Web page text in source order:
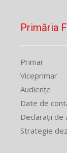
Primăria
Primar
Viceprimar
Audiențe
Date de
Declarații de
Strategie